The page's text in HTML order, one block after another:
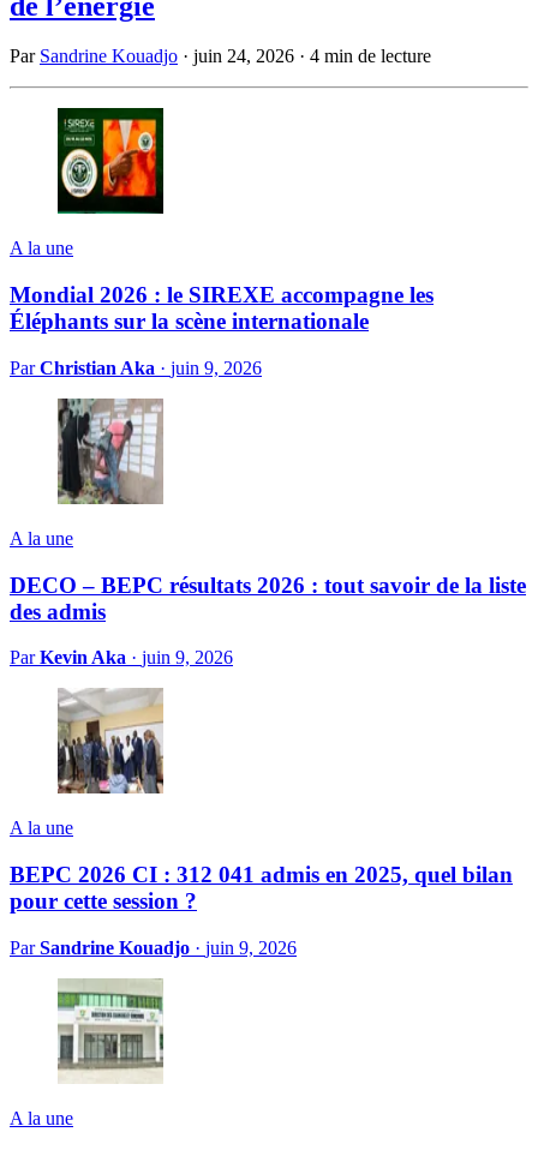
Par Sandrine Kouadjo · juin 24, 2026 · 4 min de lecture
A la une
Mondial 2026 : le SIREXE accompagne les
Éléphants sur la scène internationale
ParChristian Aka · juin 9, 2026
A la une
DECO – BEPC résultats 2026 : tout savoir de la liste
des admis
ParKevin Aka · juin 9, 2026
A la une
BEPC 2026 CI : 312 041 admis en 2025, quel bilan
pour cette session ?
ParSandrine Kouadjo · juin 9, 2026
A la une